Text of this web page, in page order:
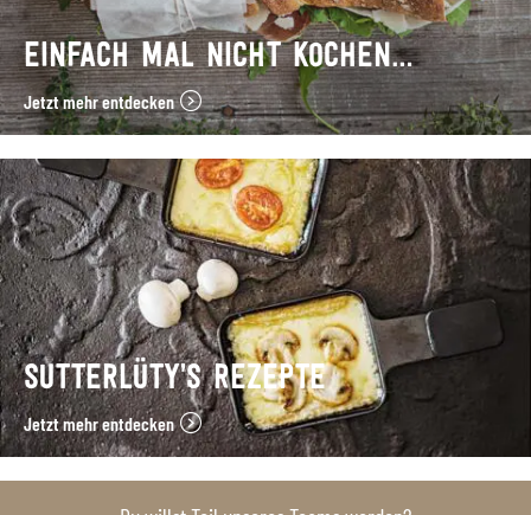
EINFACH MAL NICHT KOCHEN…
Jetzt mehr entdecken
SUTTERLÜTY’S REZEPTE
Jetzt mehr entdecken